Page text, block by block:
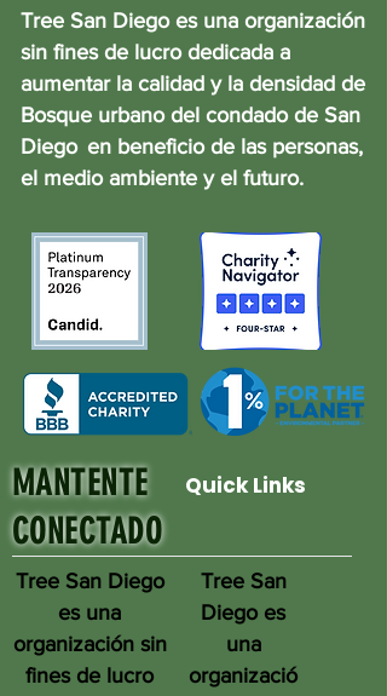
Tree San Diego es una organización
sin fines de lucro dedicada a
aumentar la calidad y la densidad de
Bosque urbano del condado de San
Diego en beneficio de las personas,
el medio ambiente y el futuro.
MANTENTE
CONECTADO
Quick Links
Tree San Diego
es una
organización sin
fines de lucro
Tree San
Diego es
una
organizació